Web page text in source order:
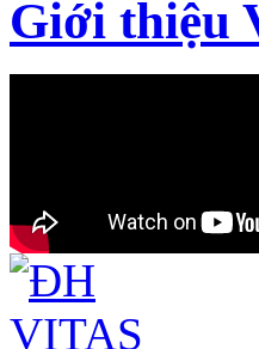
Giới thiệu